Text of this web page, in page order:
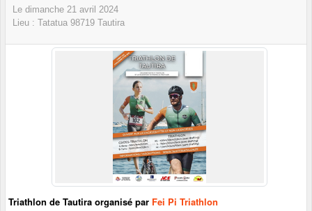
Le dimanche 21 avril 2024
Lieu : Tatatua 98719 Tautira
Triathlon de Tautira organisé par Fei Pi Triathlon